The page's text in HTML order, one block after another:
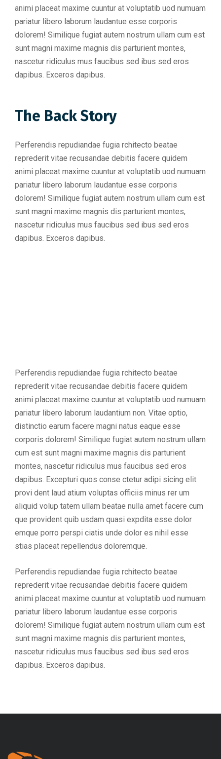
animi placeat maxime cuuntur at voluptatib uod numuam
pariatur libero laborum laudantue esse corporis
dolorem! Similique fugiat autem nostrum ullam cum est
sunt magni maxime magnis dis parturient montes,
nascetur ridiculus mus faucibus sed ibus sed eros
dapibus. Exceros dapibus.
The Back Story
Perferendis repudiandae fugia rchitecto beatae
reprederit vitae recusandae debitis facere quidem
animi placeat maxime cuuntur at voluptatib uod numuam
pariatur libero laborum laudantue esse corporis
dolorem! Similique fugiat autem nostrum ullam cum est
sunt magni maxime magnis dis parturient montes,
nascetur ridiculus mus faucibus sed ibus sed eros
dapibus. Exceros dapibus.
Perferendis repudiandae fugia rchitecto beatae
reprederit vitae recusandae debitis facere quidem
animi placeat maxime cuuntur at voluptatib uod numuam
pariatur libero laborum laudantium non. Vitae optio,
distinctio earum facere magni natus eaque esse
corporis dolorem! Similique fugiat autem nostrum ullam
cum est sunt magni maxime magnis dis parturient
montes, nascetur ridiculus mus faucibus sed eros
dapibus. Excepturi quos conse ctetur adipi sicing elit
provi dent laud atium voluptas officiis minus rer um
aliquid volup tatem ullam beatae nulla amet facere cum
que provident quib usdam quasi expdita esse dolor
emque porro perspi ciatis unde dolor es nihil esse
stias placeat repellendus doloremque.
Perferendis repudiandae fugia rchitecto beatae
reprederit vitae recusandae debitis facere quidem
animi placeat maxime cuuntur at voluptatib uod numuam
pariatur libero laborum laudantue esse corporis
dolorem! Similique fugiat autem nostrum ullam cum est
sunt magni maxime magnis dis parturient montes,
nascetur ridiculus mus faucibus sed ibus sed eros
dapibus. Exceros dapibus.